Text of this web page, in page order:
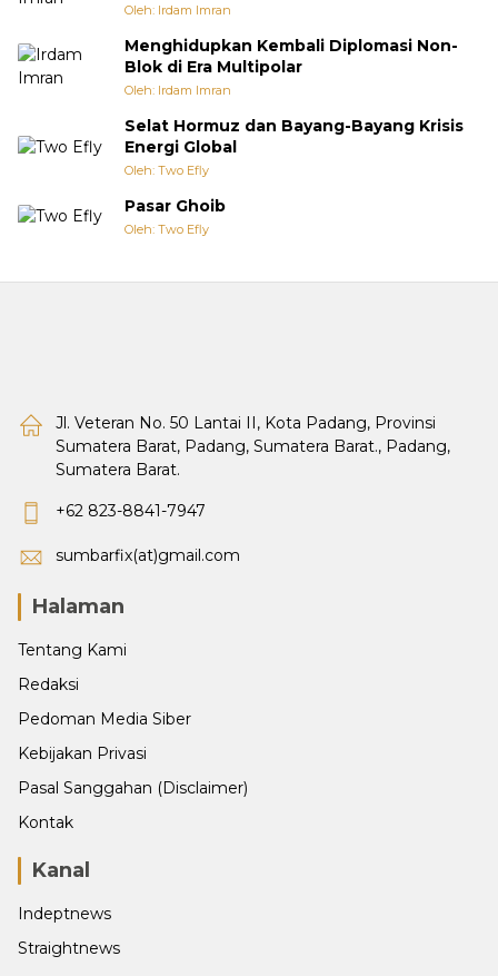
Oleh: Irdam Imran
Menghidupkan Kembali Diplomasi Non-
Blok di Era Multipolar
Oleh: Irdam Imran
Selat Hormuz dan Bayang-Bayang Krisis
Energi Global
Oleh: Two Efly
Pasar Ghoib
Oleh: Two Efly
Jl. Veteran No. 50 Lantai II, Kota Padang, Provinsi
Sumatera Barat, Padang, Sumatera Barat., Padang,
Sumatera Barat.
+62 823-8841-7947
sumbarfix(at)gmail.com
Halaman
Tentang Kami
Redaksi
Pedoman Media Siber
Kebijakan Privasi
Pasal Sanggahan (Disclaimer)
Kontak
Kanal
Indeptnews
Straightnews